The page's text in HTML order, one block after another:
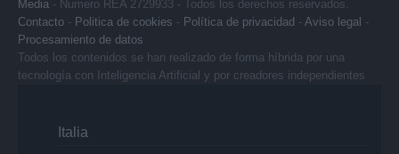
Media - Numero REA 2729933 - Todos los derechos reservados.
Contacto - Politica de cookies - Política de privacidad - Aviso legal -
Procesamiento de datos
Todos los contenidos se han realizado de forma híbrida por una
tecnología con Inteligencia Artificial y por creadores independientes
Italia